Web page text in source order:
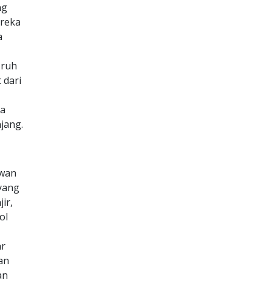
dari